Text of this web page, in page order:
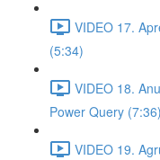
VIDEO 17.
(5:34)
VIDEO 18.
Power Query (7:36)
VIDEO 19.